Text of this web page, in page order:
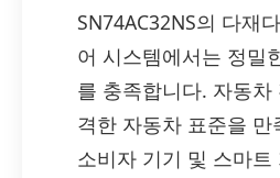
SN74AC32NS의 다재
어 시스템에서는 정밀
를 충족합니다. 자동
격한 자동차 표준을
소비자 기기 및 스마트